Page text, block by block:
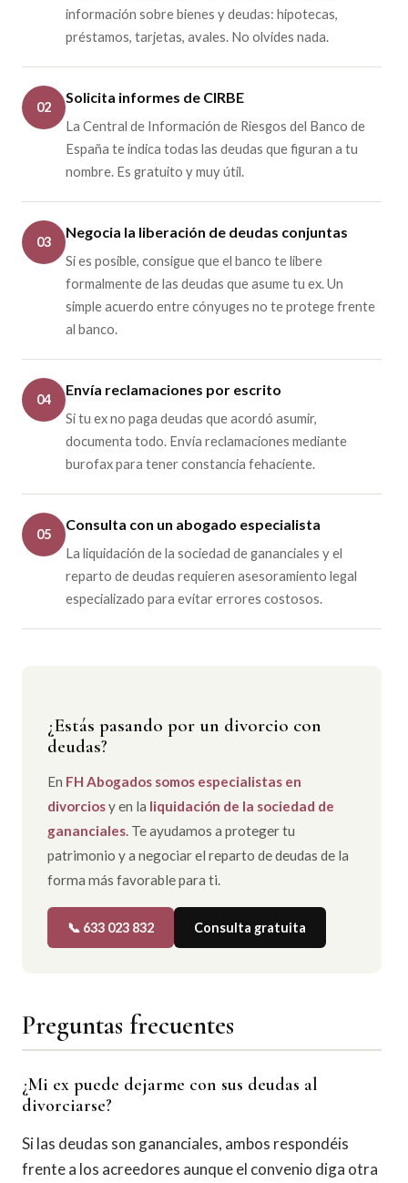
información sobre bienes y deudas: hipotecas,
préstamos, tarjetas, avales. No olvides nada.
02
Solicita informes de CIRBE
La Central de Información de Riesgos del Banco de
España te indica todas las deudas que figuran a tu
nombre. Es gratuito y muy útil.
03
Negocia la liberación de deudas conjuntas
Si es posible, consigue que el banco te libere
formalmente de las deudas que asume tu ex. Un
simple acuerdo entre cónyuges no te protege frente
al banco.
04
Envía reclamaciones por escrito
Si tu ex no paga deudas que acordó asumir,
documenta todo. Envía reclamaciones mediante
burofax para tener constancia fehaciente.
05
Consulta con un abogado especialista
La liquidación de la sociedad de gananciales y el
reparto de deudas requieren asesoramiento legal
especializado para evitar errores costosos.
¿Estás pasando por un divorcio con
deudas?
En FH Abogados somos especialistas en
divorciosy en la liquidación de la sociedad de
gananciales . Te ayudamos a proteger tu
patrimonio y a negociar el reparto de deudas de la
forma más favorable para ti.
📞 633 023 832 Consulta gratuita
Preguntas frecuentes
¿Mi ex puede dejarme con sus deudas al
divorciarse?
Si las deudas son gananciales, ambos respondéis
frente a los acreedores aunque el convenio diga otra